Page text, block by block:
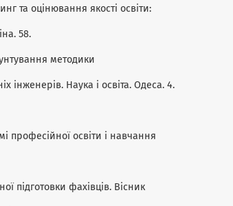
та оцінювання якості освіти:
58.
методики
інженерів. Наука і освіта. Одеса. 4.
професійної освіти і навчання
підготовки фахівців. Вісник